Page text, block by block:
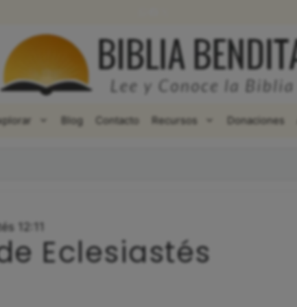
Blog Contacto Recursos Donaciones
12:11
Eclesiastés